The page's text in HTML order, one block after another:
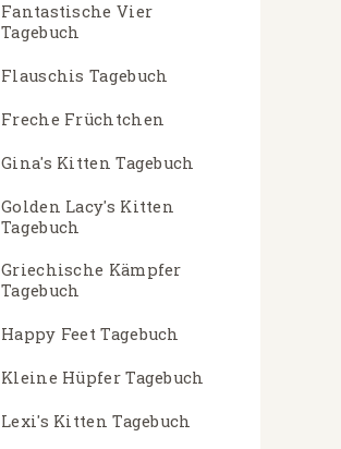
Fantastische Vier
Tagebuch
Flauschis Tagebuch
Freche Früchtchen
Gina's Kitten Tagebuch
Golden Lacy's Kitten
Tagebuch
Griechische Kämpfer
Tagebuch
Happy Feet Tagebuch
Kleine Hüpfer Tagebuch
Lexi's Kitten Tagebuch